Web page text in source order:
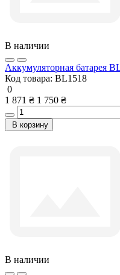
В наличии
Аккумуляторная батарея
Код товара: BL1518
0
1 871 ₴ 1 750 ₴
В корзину
В наличии